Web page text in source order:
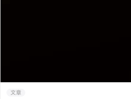
文章